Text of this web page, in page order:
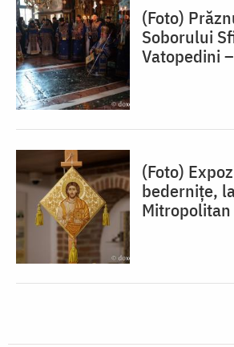
(Foto)
Soborului
Vatopedini
(Foto)
bedernițe,